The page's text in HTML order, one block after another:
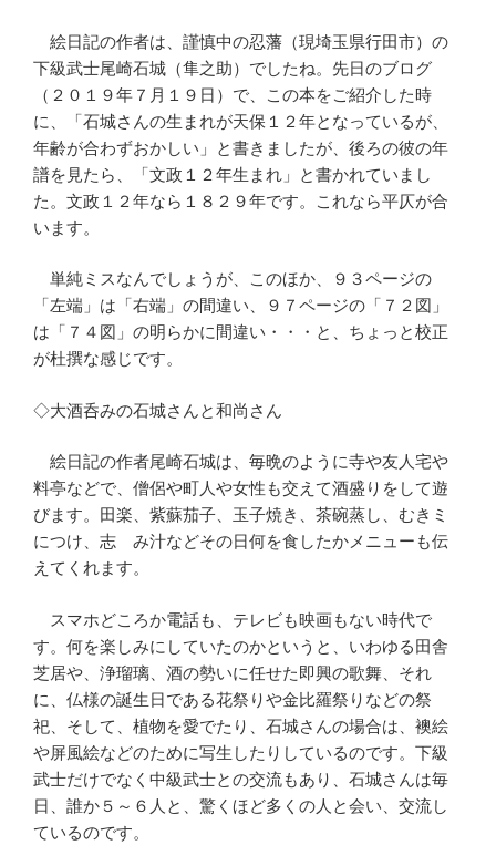
絵日記の作者は、謹慎中の忍藩（現埼玉県行田市）の
下級武士尾崎石城（隼之助）でしたね。先日のブログ
（２０１９年７月１９日）で、この本をご紹介した時
に、「石城さんの生まれが天保１２年となっているが、
年齢が合わずおかしい」と書きましたが、後ろの彼の年
譜を見たら、「文政１２年生まれ」と書かれていまし
た。文政１２年なら１８２９年です。これなら平仄が合
います。
単純ミスなんでしょうが、このほか、９３ページの
「左端」は「右端」の間違い、９７ページの「７２図」
は「７４図」の明らかに間違い・・・と、ちょっと校正
が杜撰な感じです。
◇大酒呑みの石城さんと和尚さん
絵日記の作者尾崎石城は、毎晩のように寺や友人宅や
料亭などで、僧侶や町人や女性も交えて酒盛りをして遊
びます。田楽、紫蘇茄子、玉子焼き、茶碗蒸し、むきミ
につけ、志ゝみ汁などその日何を食したかメニューも伝
えてくれます。
スマホどころか電話も、テレビも映画もない時代で
す。何を楽しみにしていたのかというと、いわゆる田舎
芝居や、浄瑠璃、酒の勢いに任せた即興の歌舞、それ
に、仏様の誕生日である花祭りや金比羅祭りなどの祭
祀、そして、植物を愛でたり、石城さんの場合は、襖絵
や屏風絵などのために写生したりしているのです。下級
武士だけでなく中級武士との交流もあり、石城さんは毎
日、誰か５～６人と、驚くほど多くの人と会い、交流し
ているのです。